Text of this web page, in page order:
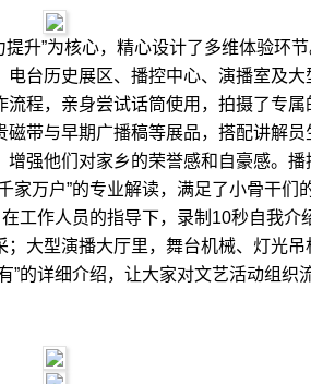
”为核心，精心设计了多维体验环节
台历史展区、播控中心、演播室及大
程，亲身尝试话筒使用，拍摄了专属
带与早期广播稿等展品，搭配讲解员
强他们对家乡的荣誉感和自豪感。播
家万户”的专业解读，满足了小骨干们
工作人员的指导下，录制10秒自我介
大型演播大厅里，舞台机械、灯光吊
”的详细介绍，让大家对文艺活动组织